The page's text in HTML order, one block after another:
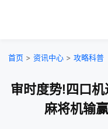
首页 > 资讯中心 > 攻略科普
审时度势!四口
麻将机输